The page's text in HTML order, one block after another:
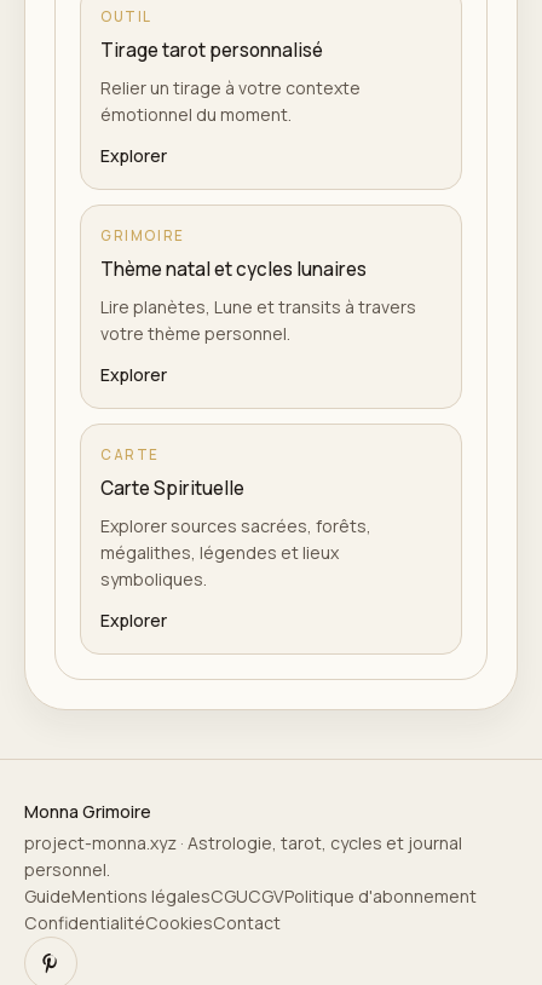
OUTIL
Tirage tarot personnalisé
Relier un tirage à votre contexte
émotionnel du moment.
Explorer
GRIMOIRE
Thème natal et cycles lunaires
Lire planètes, Lune et transits à travers
votre thème personnel.
Explorer
CARTE
Carte Spirituelle
Explorer sources sacrées, forêts,
mégalithes, légendes et lieux
symboliques.
Explorer
Monna Grimoire
project-monna.xyz · Astrologie, tarot, cycles et journal
personnel.
GuideMentions légalesCGUCGVPolitique d'abonnement
ConfidentialitéCookiesContact